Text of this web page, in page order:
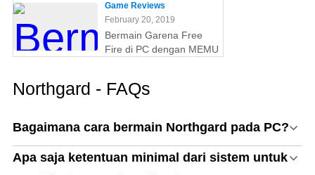
Game Reviews
February 20, 2019
Bermain Garena Free
Fire di PC dengan MEMU
Northgard - FAQs
Bagaimana cara bermain Northgard pada PC?
Apa saja ketentuan minimal dari sistem untuk